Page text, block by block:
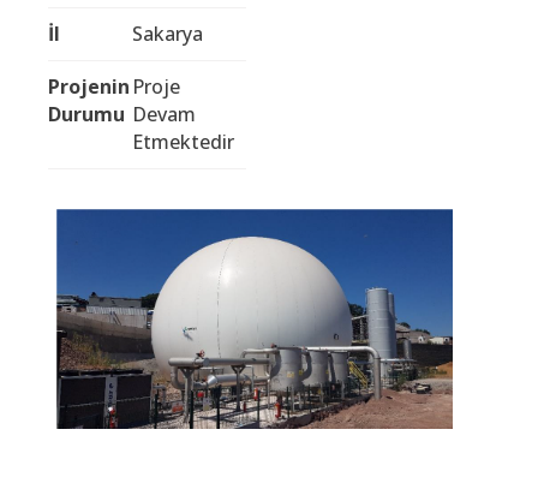
İl
Sakarya
Projenin
Durumu
Proje
Devam
Etmektedir